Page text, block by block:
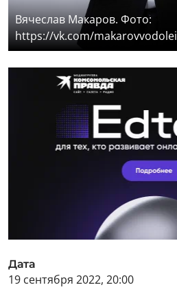
Вячеслав Макаров. Фото:
https://vk.com/makarovvodolei
Дата
19 сентября 2022, 20:00